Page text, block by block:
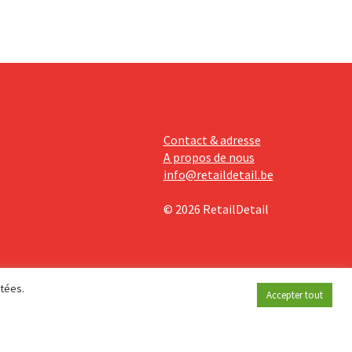
Contact & adresse
A propos de nous
info@retaildetail.be
© 2026 RetailDetail
Accepter tout